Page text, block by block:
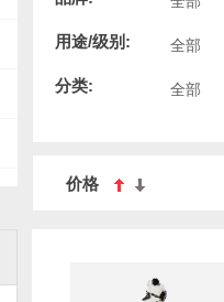
用途/级别: 全部
分类: 全部
价格